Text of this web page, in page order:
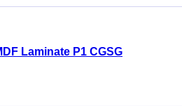
Laminate P1 CGSG